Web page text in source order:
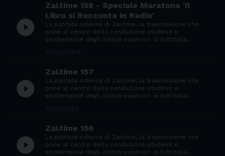
play_circle_filled
Zai.time 158 - Speciale Maratona 'Il
Libro si Racconta in Radio'
La puntata odierna di Zai.time, la trasmissione che
pone al centro della conduzione studenti e
studentesse degli istituti superiori di tutt'Italia...
play_circle_filled
Zai.time 157
La puntata odierna di Zai.time, la trasmissione che
pone al centro della conduzione studenti e
studentesse degli istituti superiori di tutt'Italia...
play_circle_filled
Zai.time 156
La puntata odierna di Zai.time, la trasmissione che
pone al centro della conduzione studenti e
studentesse degli istituti superiori di tutt'Italia...